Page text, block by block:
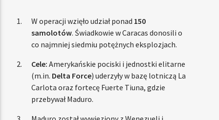
W operacji wzięło udział ponad 150
samolotów. Świadkowie w Caracas donosili o
co najmniej siedmiu potężnych eksplozjach.
Cele: Amerykańskie pociski i jednostki elitarne
(m.in. Delta Force) uderzyły w bazę lotniczą La
Carlota oraz fortecę Fuerte Tiuna, gdzie
przebywał Maduro.